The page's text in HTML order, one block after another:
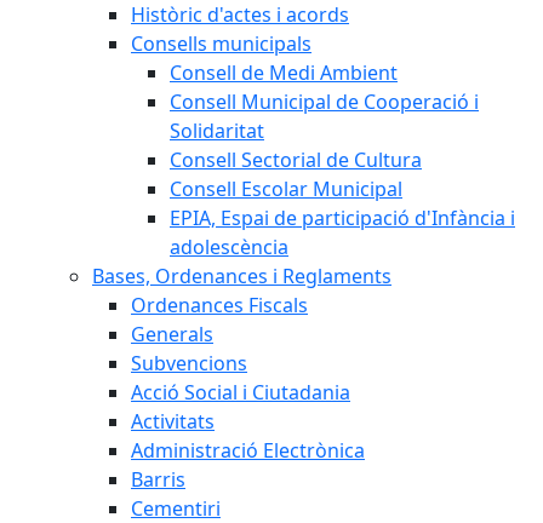
Històric d'actes i acords
Consells municipals
Consell de Medi Ambient
Consell Municipal de Cooperació i
Solidaritat
Consell Sectorial de Cultura
Consell Escolar Municipal
EPIA, Espai de participació d'Infància i
adolescència
Bases, Ordenances i Reglaments
Ordenances Fiscals
Generals
Subvencions
Acció Social i Ciutadania
Activitats
Administració Electrònica
Barris
Cementiri